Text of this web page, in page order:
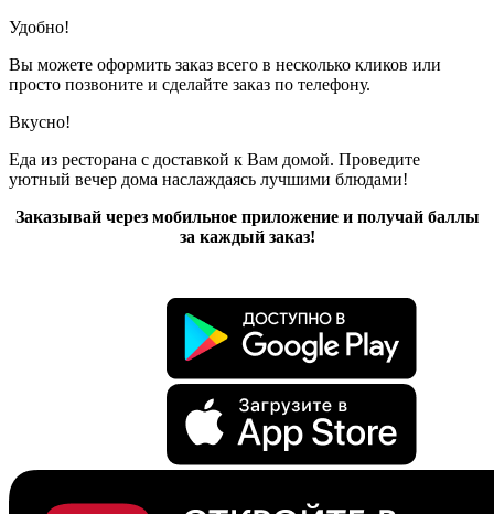
Удобно!
Вы можете оформить заказ всего в несколько кликов или
просто позвоните и сделайте заказ по телефону.
Вкусно!
Еда из ресторана с доставкой к Вам домой. Проведите
уютный вечер дома наслаждаясь лучшими блюдами!
Заказывай через мобильное приложение и получай баллы
за каждый заказ!